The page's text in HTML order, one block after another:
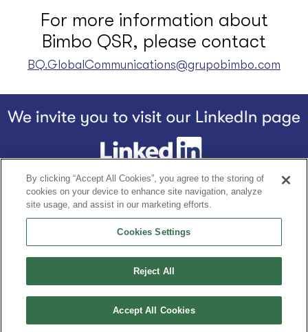
For more information about
Bimbo QSR, please contact
BQ.GlobalCommunications@grupobimbo.com
Footer
HomeНАША ІСТОРІЯНАШІ ПРОДУКТИВІДМІННІСТЬ
Повідомлення про конфіденційність
Умови використання
Гідний член Grupo Bimbo
By clicking “Accept All Cookies”, you agree to the storing of
cookies on your device to enhance site navigation, analyze
site usage, and assist in our marketing efforts.
Cookies Settings
Reject All
Accept All Cookies